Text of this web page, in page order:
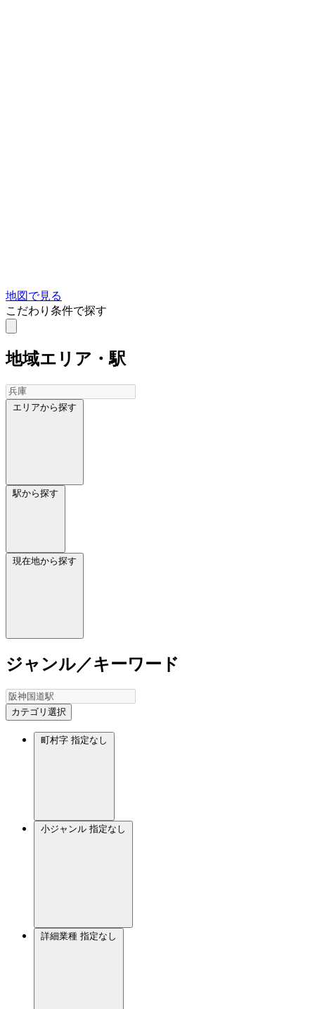
地図で見る
こだわり条件で探す
地域エリア・駅
エリアから探す
駅から探す
現在地から探す
ジャンル／キーワード
カテゴリ選択
町村字 指定なし
小ジャンル 指定なし
詳細業種 指定なし